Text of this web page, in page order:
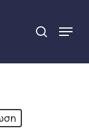
search
Menu
Close